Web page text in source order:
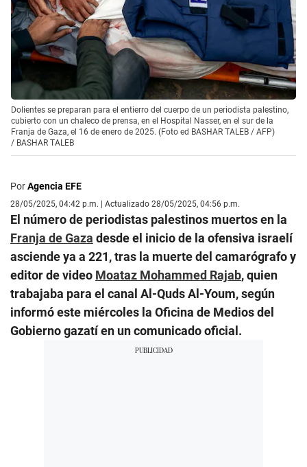
Dolientes se preparan para el entierro del cuerpo de un periodista palestino,
cubierto con un chaleco de prensa, en el Hospital Nasser, en el sur de la
Franja de Gaza, el 16 de enero de 2025. (Foto ed BASHAR TALEB / AFP)
/ BASHAR TALEB
PorAgencia EFE
28/05/2025, 04:42 p.m. | Actualizado 28/05/2025, 04:56 p.m.
El número de periodistas palestinos muertos en la
Franja de Gaza desde el inicio de la ofensiva israelí
asciende ya a 221, tras la muerte del camarógrafo y
editor de video Moataz Mohammed Rajab, quien
trabajaba para el canal Al-Quds Al-Youm, según
informó este miércoles la Oficina de Medios del
Gobierno gazatí en un comunicado oficial.